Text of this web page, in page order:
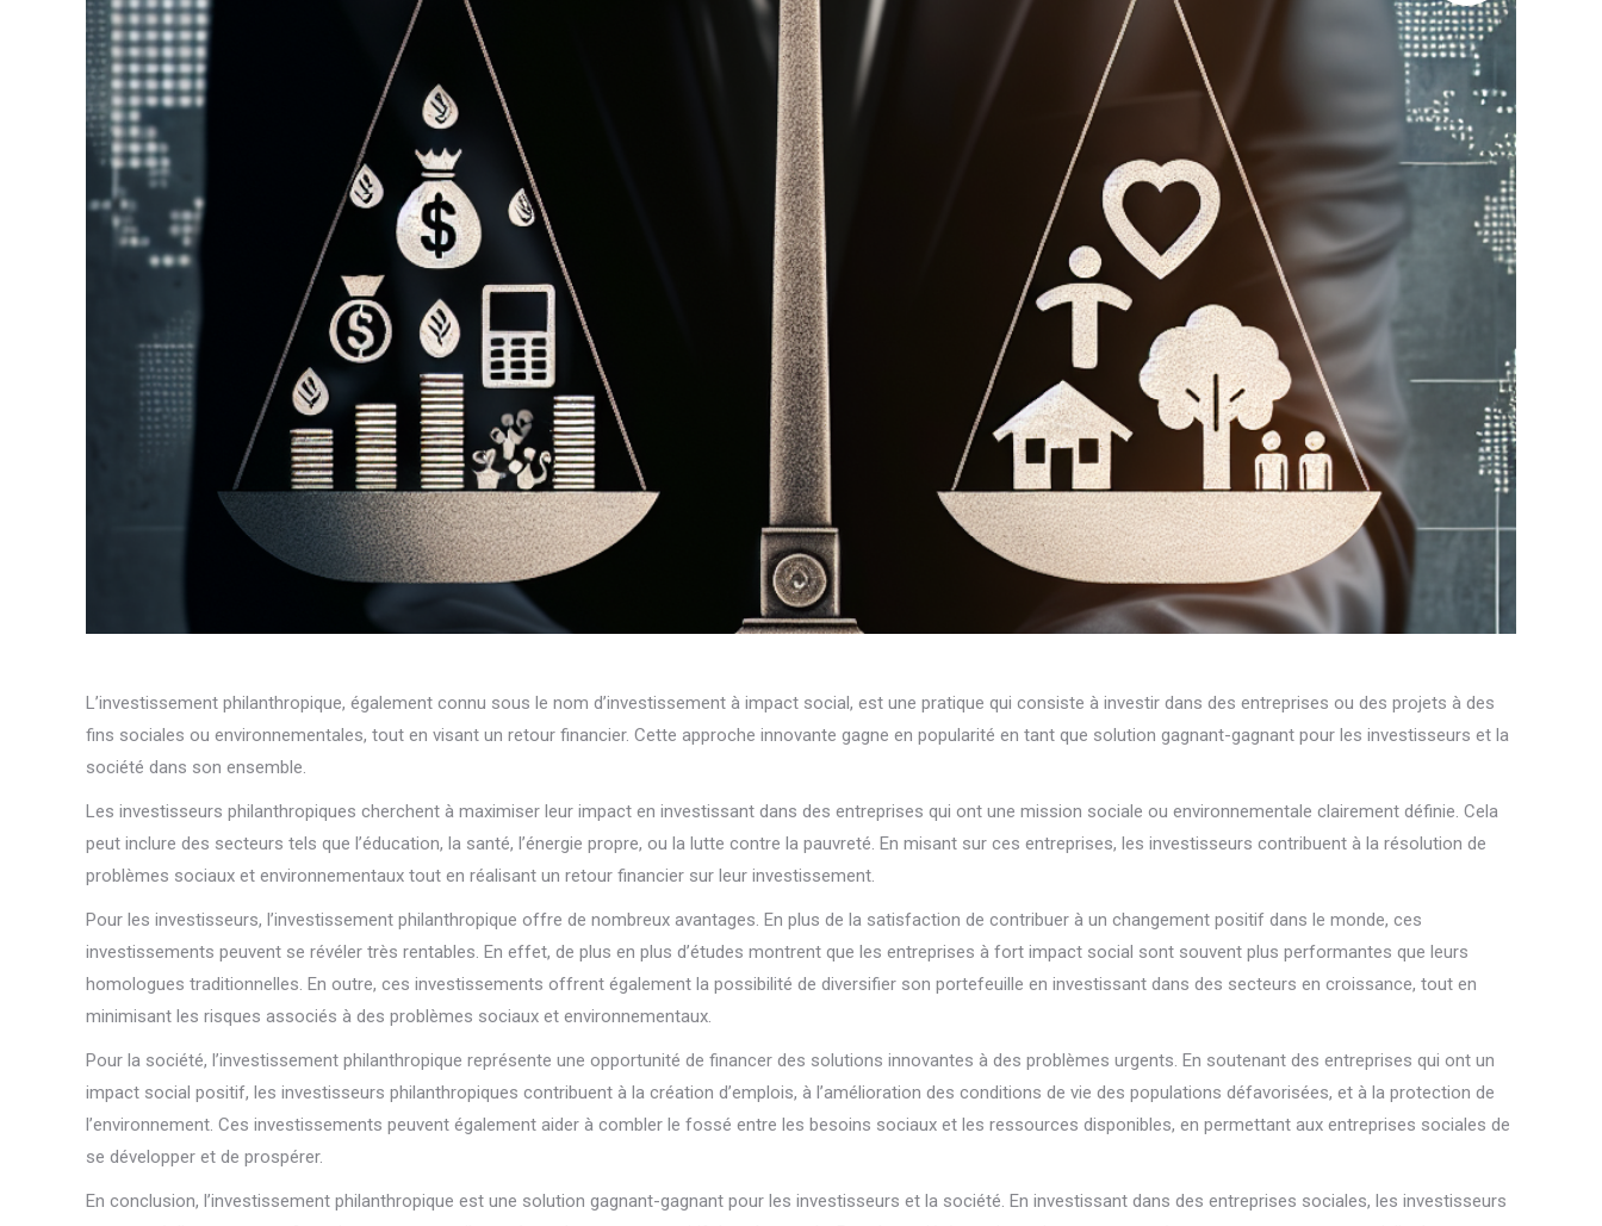
L’investissement philanthropique, également connu sous le nom d’investissement à impact social, est une pratique qui consiste à investir dans des entreprises ou des projets à des
fins sociales ou environnementales, tout en visant un retour financier. Cette approche innovante gagne en popularité en tant que solution gagnant-gagnant pour les investisseurs et la
société dans son ensemble.
Les investisseurs philanthropiques cherchent à maximiser leur impact en investissant dans des entreprises qui ont une mission sociale ou environnementale clairement définie. Cela
peut inclure des secteurs tels que l’éducation, la santé, l’énergie propre, ou la lutte contre la pauvreté. En misant sur ces entreprises, les investisseurs contribuent à la résolution de
problèmes sociaux et environnementaux tout en réalisant un retour financier sur leur investissement.
Pour les investisseurs, l’investissement philanthropique offre de nombreux avantages. En plus de la satisfaction de contribuer à un changement positif dans le monde, ces
investissements peuvent se révéler très rentables. En effet, de plus en plus d’études montrent que les entreprises à fort impact social sont souvent plus performantes que leurs
homologues traditionnelles. En outre, ces investissements offrent également la possibilité de diversifier son portefeuille en investissant dans des secteurs en croissance, tout en
minimisant les risques associés à des problèmes sociaux et environnementaux.
Pour la société, l’investissement philanthropique représente une opportunité de financer des solutions innovantes à des problèmes urgents. En soutenant des entreprises qui ont un
impact social positif, les investisseurs philanthropiques contribuent à la création d’emplois, à l’amélioration des conditions de vie des populations défavorisées, et à la protection de
l’environnement. Ces investissements peuvent également aider à combler le fossé entre les besoins sociaux et les ressources disponibles, en permettant aux entreprises sociales de
se développer et de prospérer.
En conclusion, l’investissement philanthropique est une solution gagnant-gagnant pour les investisseurs et la société. En investissant dans des entreprises sociales, les investisseurs